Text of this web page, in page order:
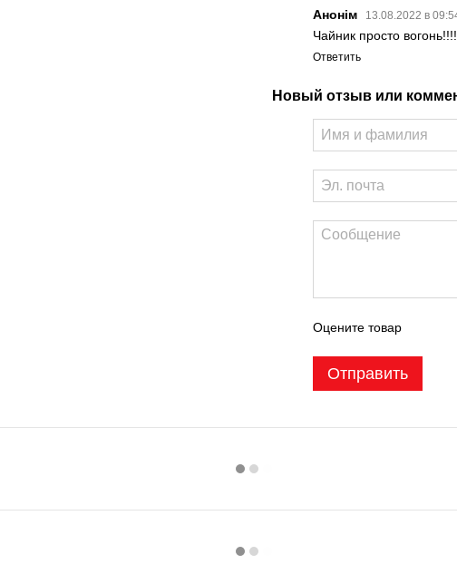
Анонім 13.08.2022 в
Чайник просто
Ответить
Новый отзыв или
Оцените товар
Отправить